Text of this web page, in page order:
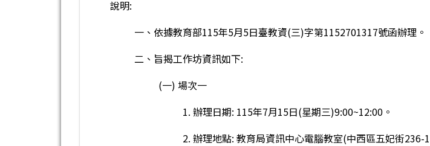
說明:
一、依據教育部115年5月5日臺教資(三)字第1152701317號函辦理。
二、旨揭工作坊資訊如下:
(一) 場次一
1. 辦理日期: 115年7月15日(星期三)9:00~12:00。
2. 辦理地點: 教育局資訊中心電腦教室(中西區五妃街236-